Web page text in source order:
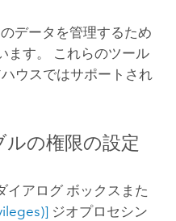
データを管理するため
ます。 これらのツール
ウスではサポートされ
の権限の設定
イアログ ボックスまた
ジオプロセシン